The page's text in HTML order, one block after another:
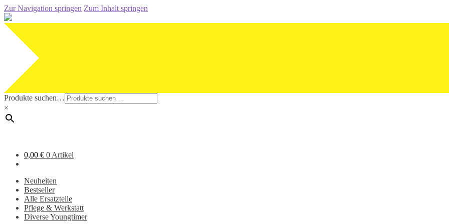
Zur Navigation springen Zum Inhalt springen
Produkte suchen…
×
0,00 € 0 Artikel
Neuheiten
Bestseller
Alle Ersatzteile
Pflege & Werkstatt
Diverse Youngtimer